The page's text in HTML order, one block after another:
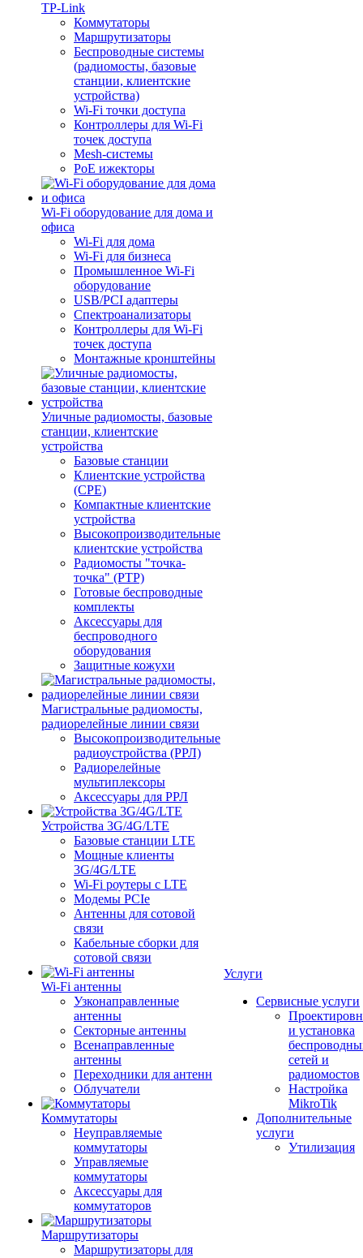
TP-Link
Коммутаторы
Маршрутизаторы
Беспроводные системы
(радиомосты, базовые
станции, клиентские
устройства)
Wi-Fi точки доступа
Контроллеры для Wi-Fi
точек доступа
Mesh-системы
PoE ижекторы
Wi-Fi оборудование для дома и
офиса
Wi-Fi для дома
Wi-Fi для бизнеса
Промышленное Wi-Fi
оборудование
USB/PCI адаптеры
Cпектроанализаторы
Контроллеры для Wi-Fi
точек доступа
Монтажные кронштейны
Уличные радиомосты, базовые
станции, клиентские
устройства
Базовые станции
Клиентские устройства
(CPE)
Компактные клиентские
устройства
Высокопроизводительные
клиентские устройства
Радиомосты "точка-
точка" (PTP)
Готовые беспроводные
комплекты
Аксессуары для
беспроводного
оборудования
Защитные кожухи
Магистральные радиомосты,
радиорелейные линии связи
Высокопроизводительные
радиоустройства (РРЛ)
Радиорелейные
мультиплексоры
Аксессуары для РРЛ
Устройства 3G/4G/LTE
Базовые станции LTE
Мощные клиенты
3G/4G/LTE
Wi-Fi роутеры с LTE
Модемы PCIe
Антенны для сотовой
связи
Кабельные сборки для
сотовой связи
Wi-Fi антенны
Узконаправленные
антенны
Секторные антенны
Всенаправленные
антенны
Переходники для антенн
Облучатели
Коммутаторы
Неуправляемые
коммутаторы
Управляемые
коммутаторы
Аксессуары для
коммутаторов
Маршрутизаторы
Маршрутизаторы для
Услуги
Сервисные услуги
и установка
сетей и
радиомостов
Настройка
MikroTik
Дополнительные
услуги
Утилизация